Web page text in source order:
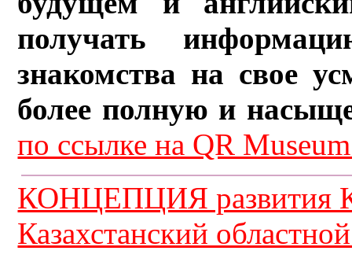
получать
знакомства на свое
более полную и
по ссылке на QR
КОНЦЕПЦИЯ развития
Казахстанский